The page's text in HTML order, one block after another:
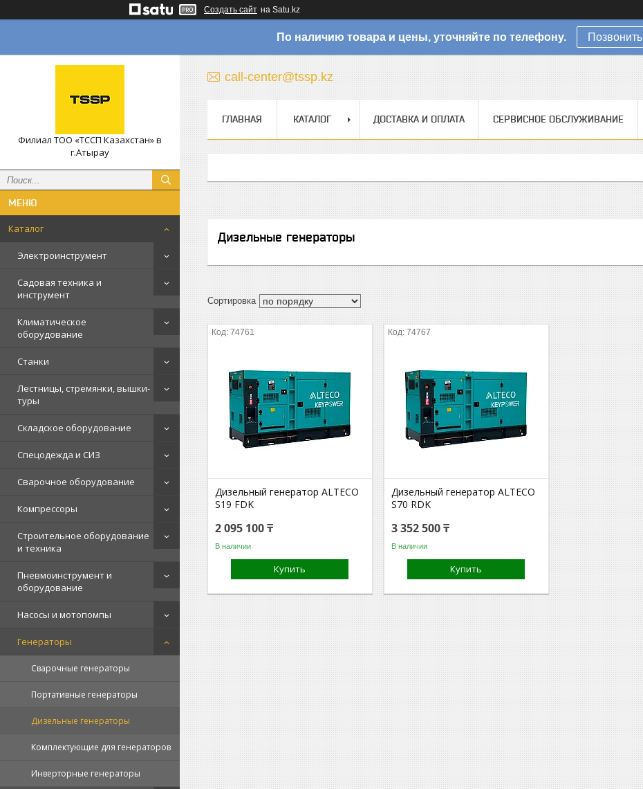
Создать сайт на Satu.kz
По наличию товара и цены, уточняйте по телефону. Позвонить
Филиал ТОО «ТССП Казахстан» в
г.Атырау
Каталог
Электроинструмент
Садовая техника и
инструмент
Климатическое
оборудование
Станки
Лестницы, стремянки, вышки-
туры
Складское оборудование
Спецодежда и СИЗ
Сварочное оборудование
Компрессоры
Строительное оборудование
и техника
Пневмоинструмент и
оборудование
Насосы и мотопомпы
Генераторы
Сварочные генераторы
Портативные генераторы
Дизельные генераторы
Комплектующие для генераторов
Инверторные генераторы
call-center@tssp.kz
ГЛАВНАЯ КАТАЛОГ ДОСТАВКА И ОПЛАТА СЕРВИСНОЕ ОБСЛУЖИВАНИЕ
Дизельные генераторы
74761
Дизельный генератор ALTECO
S19 FDK
2 095 100 ₸
В наличии
Купить
74767
Дизельный генератор ALTECO
S70 RDK
3 352 500 ₸
В наличии
Купить